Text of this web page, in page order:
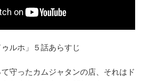
ゥルホ」５話あらすじ
守ったカムジャタンの店、それはド